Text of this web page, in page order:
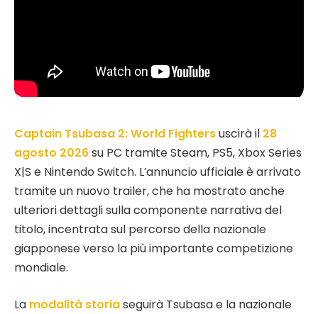
Captain Tsubasa 2: World Fightersuscirà il 28
agosto 2026su PC tramite Steam, PS5, Xbox Series
X|S e Nintendo Switch. L’annuncio ufficiale è arrivato
tramite un nuovo trailer, che ha mostrato anche
ulteriori dettagli sulla componente narrativa del
titolo, incentrata sul percorso della nazionale
giapponese verso la più importante competizione
mondiale.
La modalità storiaseguirà Tsubasa e la nazionale